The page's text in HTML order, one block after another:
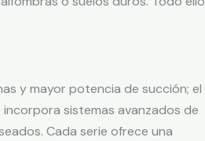
y mayor potencia de succión; el
sistemas avanzados de
Cada serie ofrece una